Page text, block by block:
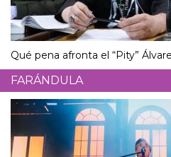
Qué pena afronta el “Pity”
FARÁNDULA